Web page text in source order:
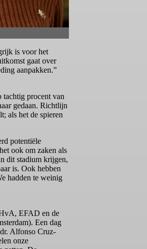
is voor het
gaat over
aanpakken.”
tachtig procent van
gedaan. Richtlijn
als het de spieren
potentiële
ook om zaken als
dit stadium krijgen,
is. Ook hebben
hadden te weinig
EFAD en de
Een dag
Alfonso Cruz-
onze